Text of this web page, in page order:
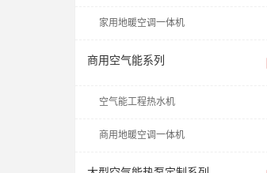
家用地暖空调一体机
商用空气能系列
空气能工程热水机
商用地暖空调一体机